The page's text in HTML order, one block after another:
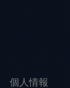
個人情報